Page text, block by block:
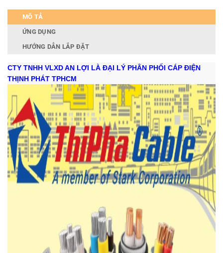
MÔ TẢ
ỨNG DỤNG
HƯỚNG DẪN LẮP ĐẶT
CTY TNHH VLXD AN LỢI LÀ ĐẠI LÝ PHÂN PHỐI CÁP ĐIỆN
THỊNH PHÁT TPHCM